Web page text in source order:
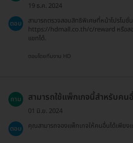
19 ธ.ค. 2024
ตอบ
สามารถตรวจสอบสิทธิพิเศษที่หน้าโปรโมชั่
https://hdmall.co.th/c/reward หรือส
แชทได้.
ตอบโดยทีมงาน HD
ถาม สามารถใช้แพ็กเกจนี้สำหรับคน
01 มิ.ย. 2024
ตอบ
คุณสามารถจองแพ็กเกจให้คนอื่นได้เพียง